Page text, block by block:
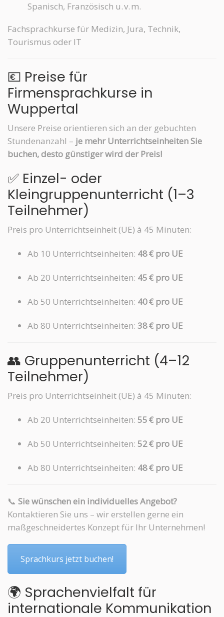
Spanisch, Französisch u. v. m.
Fachsprachkurse für Medizin, Jura, Technik,
Tourismus oder IT
💶 Preise für
Firmensprachkurse in
Wuppertal
Unsere Preise orientieren sich an der gebuchten
Stundenanzahl – je mehr Unterrichtseinheiten Sie
buchen, desto günstiger wird der Preis!
✅ Einzel- oder
Kleingruppenunterricht (1–3
Teilnehmer)
Preis pro Unterrichtseinheit (UE) à 45 Minuten:
Ab 10 Unterrichtseinheiten: 48 € pro UE
Ab 20 Unterrichtseinheiten: 45 € pro UE
Ab 50 Unterrichtseinheiten: 40 € pro UE
Ab 80 Unterrichtseinheiten: 38 € pro UE
👥 Gruppenunterricht (4–12
Teilnehmer)
Preis pro Unterrichtseinheit (UE) à 45 Minuten:
Ab 20 Unterrichtseinheiten: 55 € pro UE
Ab 50 Unterrichtseinheiten: 52 € pro UE
Ab 80 Unterrichtseinheiten: 48 € pro UE
📞 Sie wünschen ein individuelles Angebot?
Kontaktieren Sie uns – wir erstellen gerne ein
maßgeschneidertes Konzept für Ihr Unternehmen!
Sprachkurs jetzt buchen!
🌍 Sprachenvielfalt für
internationale Kommunikation